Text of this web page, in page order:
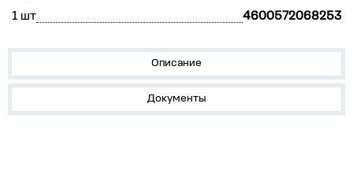
1 шт
4600572068253
Описание
Документы